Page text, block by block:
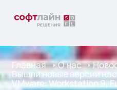
Главная О нас
Вышли новые версии
VMware: Workstation 9,